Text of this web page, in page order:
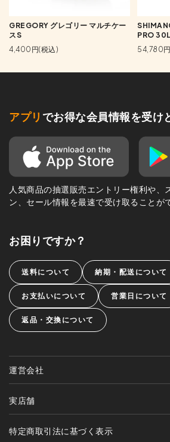
GREGORY グレゴリー マルチケー
スS
4,400円(税込)
PRO 30L
54,780
アプリ でお得な会員情報を受け
人気商品の抽選販売エントリー権利や、
ン、セール情報を最速で受け取ることが
お困りですか？
送料について 納期・配送について
お支払いについて 営業日について
返品・交換について
運営会社
実店舗
特定商取引法に基づく表示